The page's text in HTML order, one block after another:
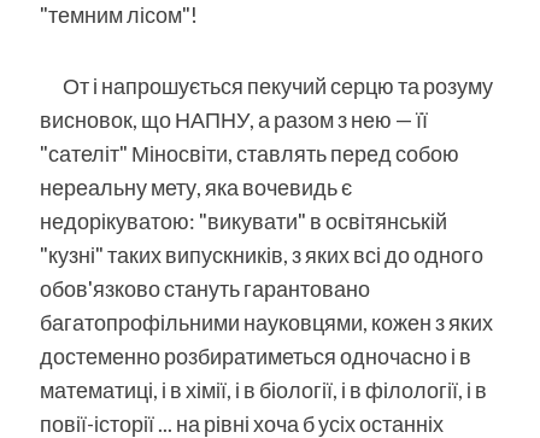
"темним лісом"!
От і напрошується пекучий серцю та розуму
висновок, що НАПНУ, а разом з нею — її
"сателіт" Міносвіти, ставлять перед собою
нереальну мету, яка вочевидь є
недорікуватою: "викувати" в освітянській
"кузні" таких випускників, з яких всі до одного
обов'язково стануть гарантовано
багатопрофільними науковцями, кожен з яких
достеменно розбиратиметься одночасно і в
математиці, і в хімії, і в біології, і в філології, і в
повії-історії ... на рівні хоча б усіх останніх